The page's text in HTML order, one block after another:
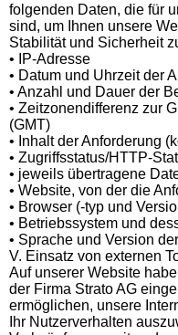
folgenden Daten, die für
sind, um Ihnen unsere
Stabilität und Sicherheit
• IP-Adresse
• Datum und Uhrzeit der
• Anzahl und Dauer der
• Zeitzonendifferenz zur
(GMT)
• Inhalt der Anforderung
• Zugriffsstatus/HTTP-
• jeweils übertragene
• Website, von der die
• Browser (-typ und
• Betriebssystem und
• Sprache und Version
V. Einsatz von externen
Auf unserer Website
der Firma Strato AG
ermöglichen, unsere
Ihr Nutzerverhalten